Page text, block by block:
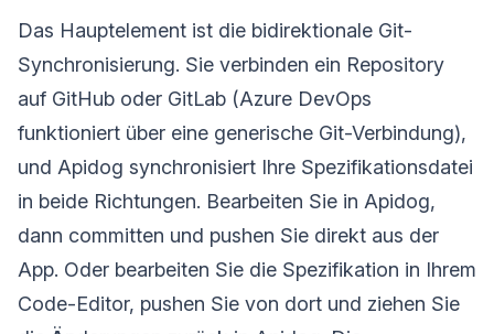
Das Hauptelement ist die bidirektionale Git-
Synchronisierung. Sie verbinden ein Repository
auf GitHub oder GitLab (Azure DevOps
funktioniert über eine generische Git-Verbindung),
und Apidog synchronisiert Ihre Spezifikationsdatei
in beide Richtungen. Bearbeiten Sie in Apidog,
dann committen und pushen Sie direkt aus der
App. Oder bearbeiten Sie die Spezifikation in Ihrem
Code-Editor, pushen Sie von dort und ziehen Sie